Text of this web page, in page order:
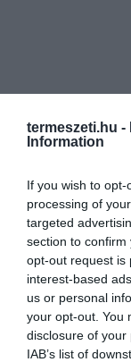
termeszeti.hu -
Information
If you wish to
processing of
targeted
section to
opt-out request is
interest-based
us or personal
your opt-out. You
disclosure of
IAB’s list of